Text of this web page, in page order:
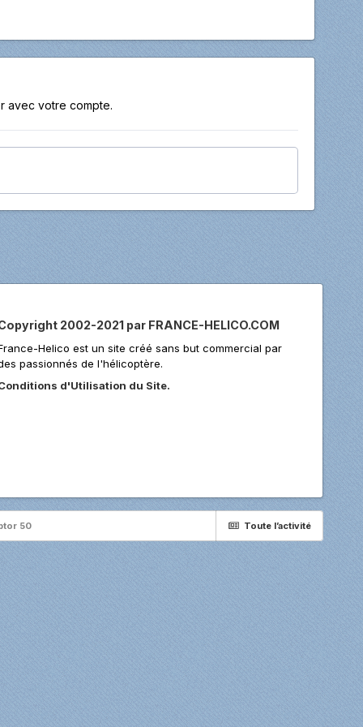
avec votre compte.
2002-2021 par FRANCE-HELICO.COM
Helico est un site créé sans but commercial par
passionnés de l'hélicoptère.
d'Utilisation du Site.
Toute l’activité
50